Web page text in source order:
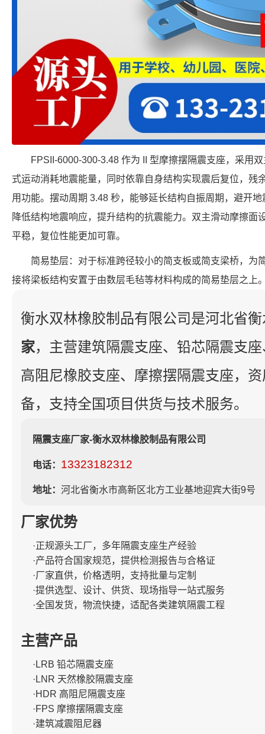
FPSII-6000-300-3.48 作为 II 型摩擦摆隔震支座，采用
式运动消耗地震能量，同时依靠自身结构实现震后复位，残
用功能。摆动周期 3.48 秒，能够延长结构自振周期，避开
降低结构地震响应，提升结构的抗震能力。双主滑动摩擦面
平稳，复位性能更加可靠。
简易垫层：对于标准跨径较小的简支板或简支梁桥，为
接将梁板结构安置于由数层毛毡等材料构成的简易垫层之上
衡水双林橡胶制品有限公司是河北省
家，主营建筑隔震支座、铅芯隔震支
高阻尼橡胶支座、摩擦摆隔震支座，
备，支持全国项目供货与技术服务。
隔震支座厂家-衡水双林橡胶制品有限公司
电话： 13323182312
地址： 河北省衡水市高新区北方工业基地迎宾大街9号
厂家优势
·正规源头工厂，多年隔震支座生产经验
·产品符合国家规范，提供检测报告与合格证
·厂家直供，价格透明，支持批量与定制
·提供选型、设计、供货、现场指导一站式服务
·全国发货，物流快捷，适配各类建筑隔震工程
主营产品
·LRB 铅芯隔震支座
·LNR 天然橡胶隔震支座
·HDR 高阻尼隔震支座
·FPS 摩擦摆隔震支座
·建筑减震阻尼器